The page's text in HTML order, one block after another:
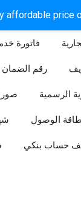
affordable price
فاتورة
رقم الضمان
الرسمية
الوصول
حساب بنكي